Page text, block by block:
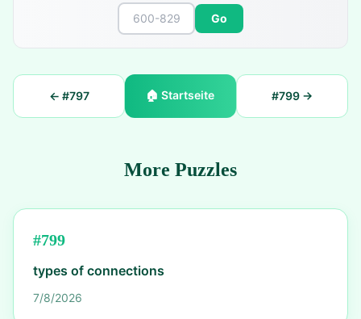
Go
← #797 🏠Startseite #799→
More Puzzles
#799
types of connections
7/8/2026